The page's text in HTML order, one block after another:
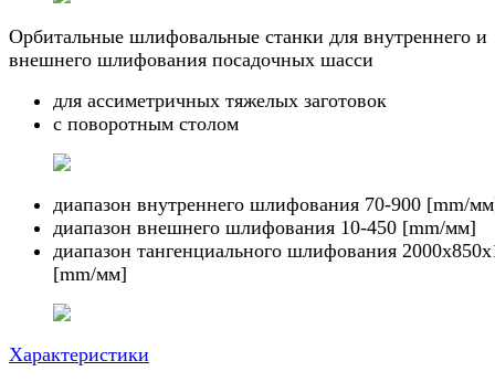
Орбитальные шлифовальные станки для внутреннего и
внешнего шлифования посадочных шасси
для ассиметричных тяжелых заготовок
с поворотным столом
диапазон внутреннего шлифования 70-900 [mm/
диапазон внешнего шлифования 10-450 [mm/мм]
диапазон тангенциального шлифования
[mm/мм]
Характеристики